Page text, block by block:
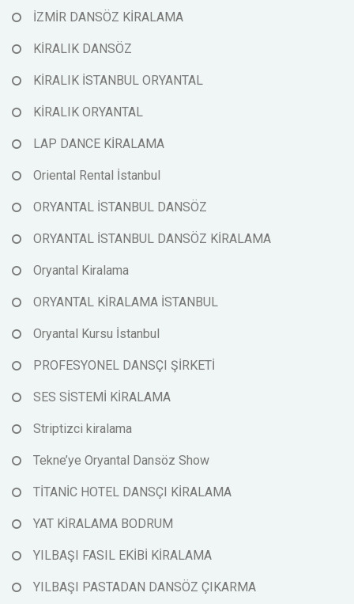
İZMİR DANSÖZ KİRALAMA
KİRALIK DANSÖZ
KİRALIK İSTANBUL ORYANTAL
KİRALIK ORYANTAL
LAP DANCE KİRALAMA
Oriental Rental İstanbul
ORYANTAL İSTANBUL DANSÖZ
ORYANTAL İSTANBUL DANSÖZ KİRALAMA
Oryantal Kiralama
ORYANTAL KİRALAMA İSTANBUL
Oryantal Kursu İstanbul
PROFESYONEL DANSÇI ŞİRKETİ
SES SİSTEMİ KİRALAMA
Striptizci kiralama
Tekne’ye Oryantal Dansöz Show
TİTANİC HOTEL DANSÇI KİRALAMA
YAT KİRALAMA BODRUM
YILBAŞI FASIL EKİBİ KİRALAMA
YILBAŞI PASTADAN DANSÖZ ÇIKARMA